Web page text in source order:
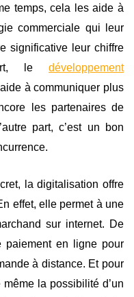
temps, cela les aide à
commerciale qui leur
significative leur chiffre
le développement
aide à communiquer plus
les partenaires de
part, c’est un bon
la digitalisation offre
effet, elle permet à une
sur internet. De
paiement en ligne pour
à distance. Et pour
la possibilité d’un